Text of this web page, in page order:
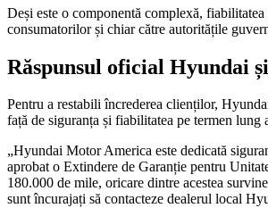
Deși este o componentă complexă,
consumatorilor și chiar către autoritățile
Răspunsul oficial Hyundai
Pentru a restabili încrederea clienților,
față de siguranța și fiabilitatea pe termen lung
„Hyundai Motor America este dedicată
aprobat o Extindere de Garanție pentru
180.000 de mile, oricare dintre acestea
sunt încurajați să contacteze dealerul local